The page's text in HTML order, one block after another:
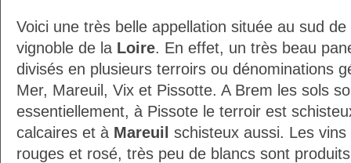
Voici une très belle appellation située au sud de
vignoble de la Loire. En effet, un très beau
divisés en plusieurs terroirs ou dénominations
Mer, Mareuil, Vix et Pissotte. A Brem les sols
essentiellement, à Pissote le terroir est
calcaires et à Mareuil schisteux aussi. Les
rouges et rosé, très peu de blancs sont